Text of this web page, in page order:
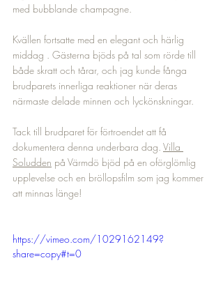
med bubblande champagne.
Kvällen fortsatte med en elegant och härlig
middag . Gästerna bjöds på tal som rörde till
både skratt och tårar, och jag kunde fånga
brudparets innerliga reaktioner när deras
närmaste delade minnen och lyckönskningar.
Tack till brudparet för förtroendet att få
dokumentera denna underbara dag. Villa
Soludden på Värmdö bjöd på en oförglömlig
upplevelse och en bröllopsfilm som jag kommer
att minnas länge!
https://vimeo.com/1029162149?
share=copy#t=0